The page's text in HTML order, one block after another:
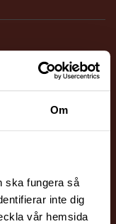
Om
ska fungera så
inte dig
vår hemsida